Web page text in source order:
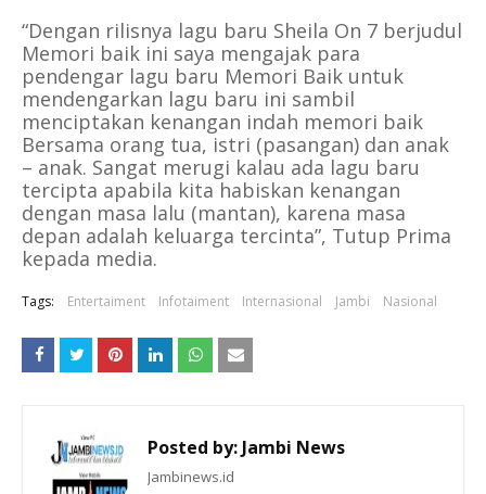
“Dengan rilisnya lagu baru Sheila On 7 berjudul
Memori baik ini saya mengajak para
pendengar lagu baru Memori Baik untuk
mendengarkan lagu baru ini sambil
menciptakan kenangan indah memori baik
Bersama orang tua, istri (pasangan) dan anak
– anak. Sangat merugi kalau ada lagu baru
tercipta apabila kita habiskan kenangan
dengan masa lalu (mantan), karena masa
depan adalah keluarga tercinta”, Tutup Prima
kepada media.
Tags: Entertaiment Infotaiment Internasional Jambi Nasional
Posted by:Jambi News
Jambinews.id